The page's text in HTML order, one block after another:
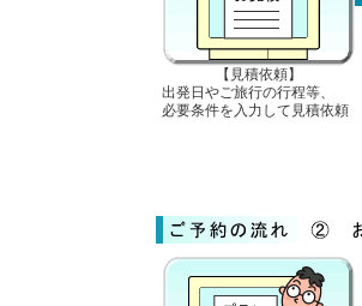
【見積依頼】
出発日やご旅行の行程等、
必要条件を入力して見積依頼